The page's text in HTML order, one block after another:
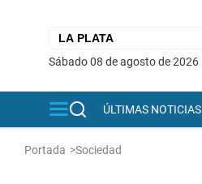
sábado 08 de agosto de 2026
ÚLTIMAS NOTICIAS
Portada >Sociedad